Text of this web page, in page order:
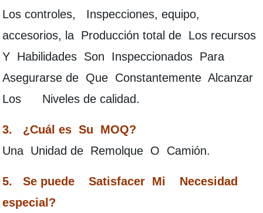
Los controles, Inspecciones, equipo,
accesorios, la Producción total de Los recursos
Y Habilidades Son Inspeccionados Para
Asegurarse de Que Constantemente Alcanzar
Los Niveles de calidad.
3. ¿Cuál es Su MOQ?
Una Unidad de Remolque O Camión.
5. Se puede Satisfacer Mi Necesidad
especial?